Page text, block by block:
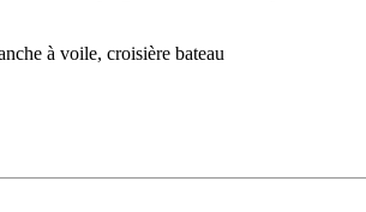
à voile, croisière bateau